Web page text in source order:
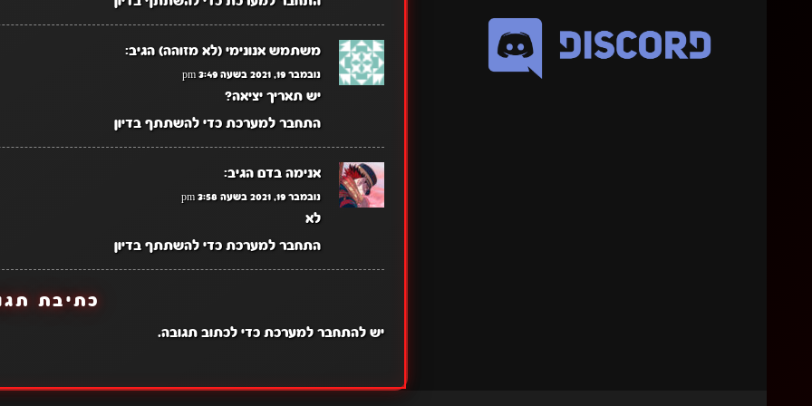
משתמש אנונימי (לא מזוהה) הגיב:
נובמבר 19, 2021 בשעה 3:49 pm
יש תאריך יציאה?
התחבר למערכת כדי להשתתף בדיון
אנימה בדם הגיב:
נובמבר 19, 2021 בשעה 3:58 pm
לא
התחבר למערכת כדי להשתתף בדיון
כתיבת
יש להתחבר למערכתכדי לכתוב תגובה.